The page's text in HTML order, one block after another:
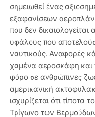
σημειωθεί ένας
εξαφανίσεων
που δεν δικαιολογείται
υφάλους που
ναυτικούς. Αναφορές
χαμένα αεροσκάφη και
φόρο σε ανθρώπινες
αμερικανική
ισχυρίζεται ότι τίποτα
Τρίγωνο των Βερμούδων